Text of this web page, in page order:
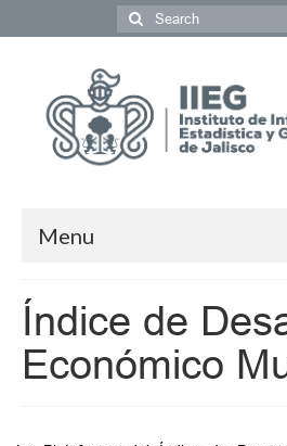
Menu
Economía
Geografía y Medio Ambiente
Índice de
Económico